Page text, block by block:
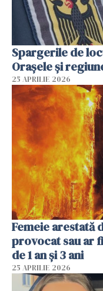
Spargerile de
Orașele și
25 APRILIE 2026
Femeie arestată
provocat sau ar
de 1 an și 3 ani
25 APRILIE 2026